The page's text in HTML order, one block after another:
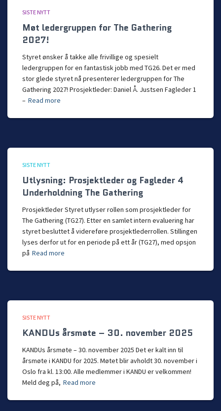
SISTE NYTT
Møt ledergruppen for The Gathering
2027!
Styret ønsker å takke alle frivillige og spesielt
ledergruppen for en fantastisk jobb med TG26. Det er med
stor glede styret nå presenterer ledergruppen for The
Gathering 2027! Prosjektleder: Daniel Å. Justsen Fagleder 1
– Read more
SISTE NYTT
Utlysning: Prosjektleder og Fagleder 4
Underholdning The Gathering
Prosjektleder Styret utlyser rollen som prosjektleder for
The Gathering (TG27). Etter en samlet intern evaluering har
styret besluttet å videreføre prosjektlederrollen. Stillingen
lyses derfor ut for en periode på ett år (TG27), med opsjon
på Read more
SISTE NYTT
KANDUs årsmøte – 30. november 2025
KANDUs årsmøte – 30. november 2025 Det er kalt inn til
årsmøte i KANDU for 2025. Møtet blir avholdt 30. november i
Oslo fra kl. 13:00. Alle medlemmer i KANDU er velkommen!
Meld deg på, Read more